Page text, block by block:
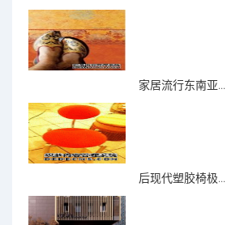
家居流行东南亚...
后现代塑胶椅极...